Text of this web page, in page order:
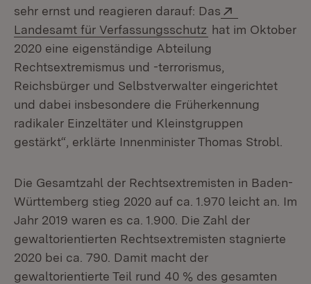
sehr ernst und reagieren darauf: Das
Landesamt für Verfassungsschutz (Öffnet in neuem
hat im Oktober
2020 eine eigenständige Abteilung
Rechtsextremismus und -terrorismus,
Reichsbürger und Selbstverwalter eingerichtet
und dabei insbesondere die Früherkennung
radikaler Einzeltäter und Kleinstgruppen
gestärkt“, erklärte Innenminister Thomas Strobl.
Die Gesamtzahl der Rechtsextremisten in Baden-
Württemberg stieg 2020 auf ca. 1.970 leicht an. Im
Jahr 2019 waren es ca. 1.900. Die Zahl der
gewaltorientierten Rechtsextremisten stagnierte
2020 bei ca. 790. Damit macht der
gewaltorientierte Teil rund 40 % des gesamten